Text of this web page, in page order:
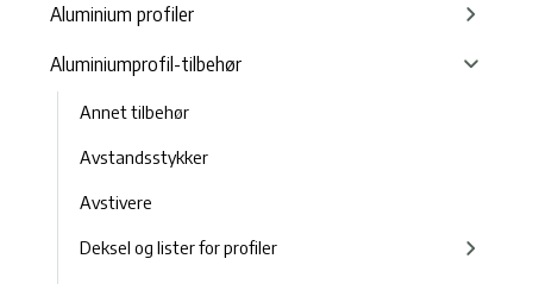
Aluminium profiler
Aluminiumprofil-tilbehør
Annet tilbehør
Avstandsstykker
Avstivere
Deksel og lister for profiler